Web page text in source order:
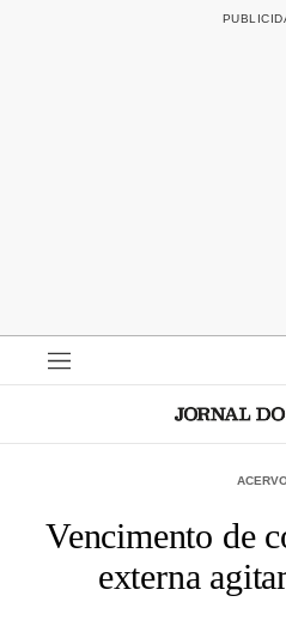
Vencimento de
externa